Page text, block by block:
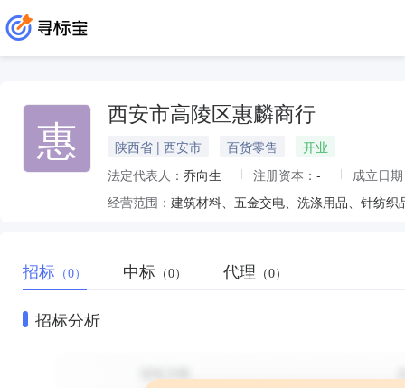
惠 西安市高陵区惠麟商行
陕西省 | 西安市 百货零售
开业
法定代表人： 乔向生 注册资本： -
成立日
经营范围：
招标 （0） 中标 （0） 代理 （0）
招标分析